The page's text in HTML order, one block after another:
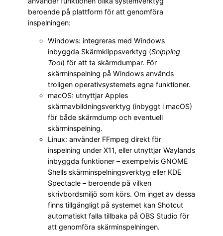
beroende på plattform för att genomföra
inspelningen:
Windows: integreras med Windows
inbyggda Skärmklippsverktyg (Snipping
Tool) för att ta skärmdumpar. För
skärminspelning på Windows används
troligen operativsystemets egna funktioner.
macOS: utnyttjar Apples
skärmavbildningsverktyg (inbyggt i macOS)
för både skärmdump och eventuell
skärminspelning.
Linux: använder FFmpeg direkt för
inspelning under X11, eller utnyttjar Waylands
inbyggda funktioner – exempelvis GNOME
Shells skärminspelningsverktyg eller KDE
Spectacle – beroende på vilken
skrivbordsmiljö som körs. Om inget av dessa
finns tillgängligt på systemet kan Shotcut
automatiskt falla tillbaka på OBS Studio för
att genomföra skärminspelningen.